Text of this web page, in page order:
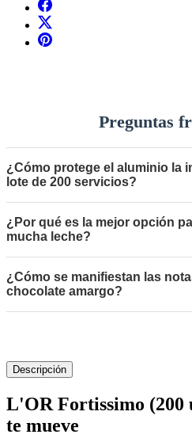
Preguntas
¿Cómo protege el aluminio la
lote de 200 servicios?
¿Por qué es la mejor opción
mucha leche?
¿Cómo se manifiestan las
chocolate amargo?
Descripción
L'OR Fortissimo (200
te mueve